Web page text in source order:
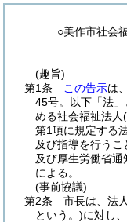
○美作市社会
(趣旨)
第1条
この告示は
45号。以下「法
める社会福祉法人
第1項に規定する
及び指導を行う
及び厚生労働省通
による。
(事前協議)
第2条
市長は、法
という。)に対し